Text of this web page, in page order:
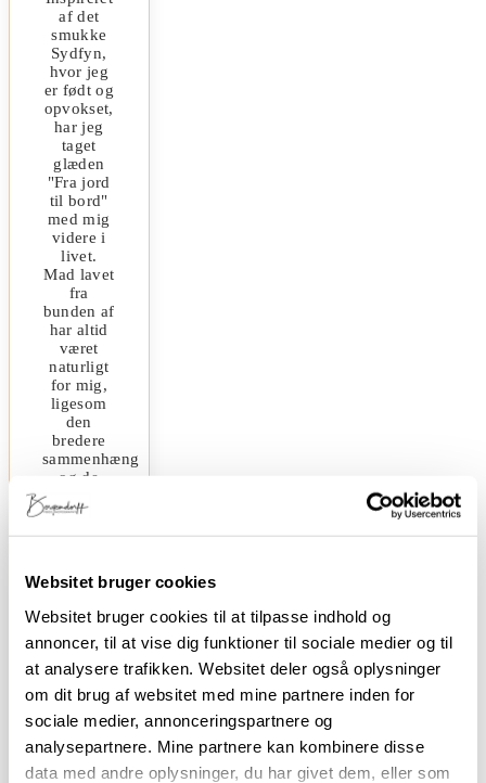
Websitet bruger cookies
Websitet bruger cookies til at tilpasse indhold og
annoncer, til at vise dig funktioner til sociale medier og til
at analysere trafikken. Websitet deler også oplysninger
om dit brug af websitet med mine partnere inden for
sociale medier, annonceringspartnere og
analysepartnere. Mine partnere kan kombinere disse
data med andre oplysninger, du har givet dem, eller som
af det
smukke
Sydfyn,
hvor jeg
er født og
opvokset,
har jeg
taget
glæden
"Fra jord
til bord"
med mig
videre i
livet.
Mad lavet
fra
bunden af
har altid
været
naturligt
for mig,
ligesom
den
bredere
sammenhæng
og de
traditioner
vores kost
er en del
til
Min
begejstring
for
RetroDesign
vil
ligeledes
tydelig i
de